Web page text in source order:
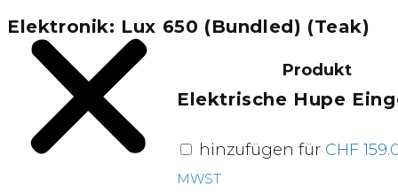
Elektronik: Lux 650 (Bundled) (Teak)
Produkt
Elektrische Hupe
hinzufügen für CHF
MWST